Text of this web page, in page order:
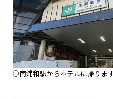
○南浦和駅からホテルに帰りま